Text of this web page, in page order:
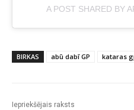
A POST SHARED BY
BIRKAS abū dabī GP kataras
Iepriekšējais raksts